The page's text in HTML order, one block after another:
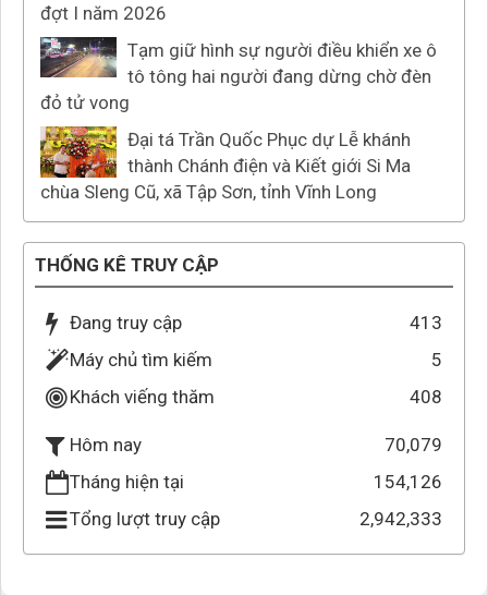
đợt I năm 2026
Tạm giữ hình sự người điều khiển xe ô
tô tông hai người đang dừng chờ đèn
đỏ tử vong
Đại tá Trần Quốc Phục dự Lễ khánh
thành Chánh điện và Kiết giới Si Ma
chùa Sleng Cũ, xã Tập Sơn, tỉnh Vĩnh Long
THỐNG KÊ TRUY CẬP
Đang truy cập
413
Máy chủ tìm kiếm
5
Khách viếng thăm
408
Hôm nay
70,079
Tháng hiện tại
154,126
Tổng lượt truy cập
2,942,333